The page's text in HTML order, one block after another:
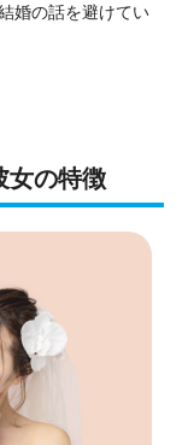
婚の話を避けてい
女の特徴